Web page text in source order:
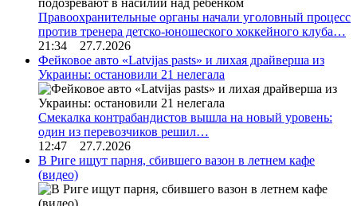
Правоохранительные органы начали уголовный процесс
против тренера детско-юношеского хоккейного клуба…
21:34 27.7.2026
Фейковое авто «Latvijas pasts» и лихая драйверша из
Украины: остановили 21 нелегала
Смекалка контрабандистов вышла на новый уровень:
один из перевозчиков решил…
12:47 27.7.2026
В Риге ищут парня, сбившего вазон в летнем кафе
(видео)